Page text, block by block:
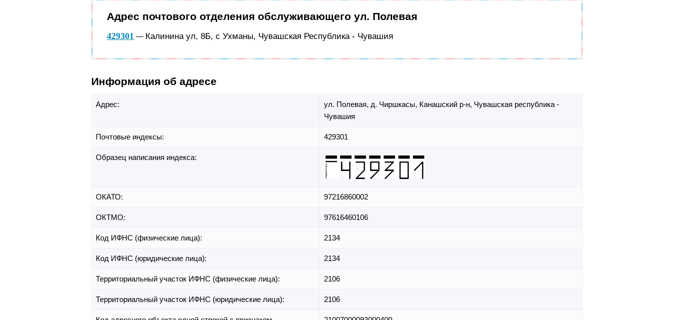
Адрес почтового отделения обслуживающего ул. Полевая
429301 — Калинина ул, 8Б, с Ухманы, Чувашская Республика - Чувашия
Информация об адресе
Адрес: ул. Полевая, д. Чиршкасы, Канашский р-н, Чувашская республика -
Чувашия
Почтовые индексы: 429301
Образец написания индекса:
ОКАТО: 97216860002
ОКТМО: 97616460106
Код ИФНС (физические лица): 2134
Код ИФНС (юридические лица): 2134
Территориальный участок ИФНС (физические лица): 2106
Территориальный участок ИФНС (юридические лица): 2106